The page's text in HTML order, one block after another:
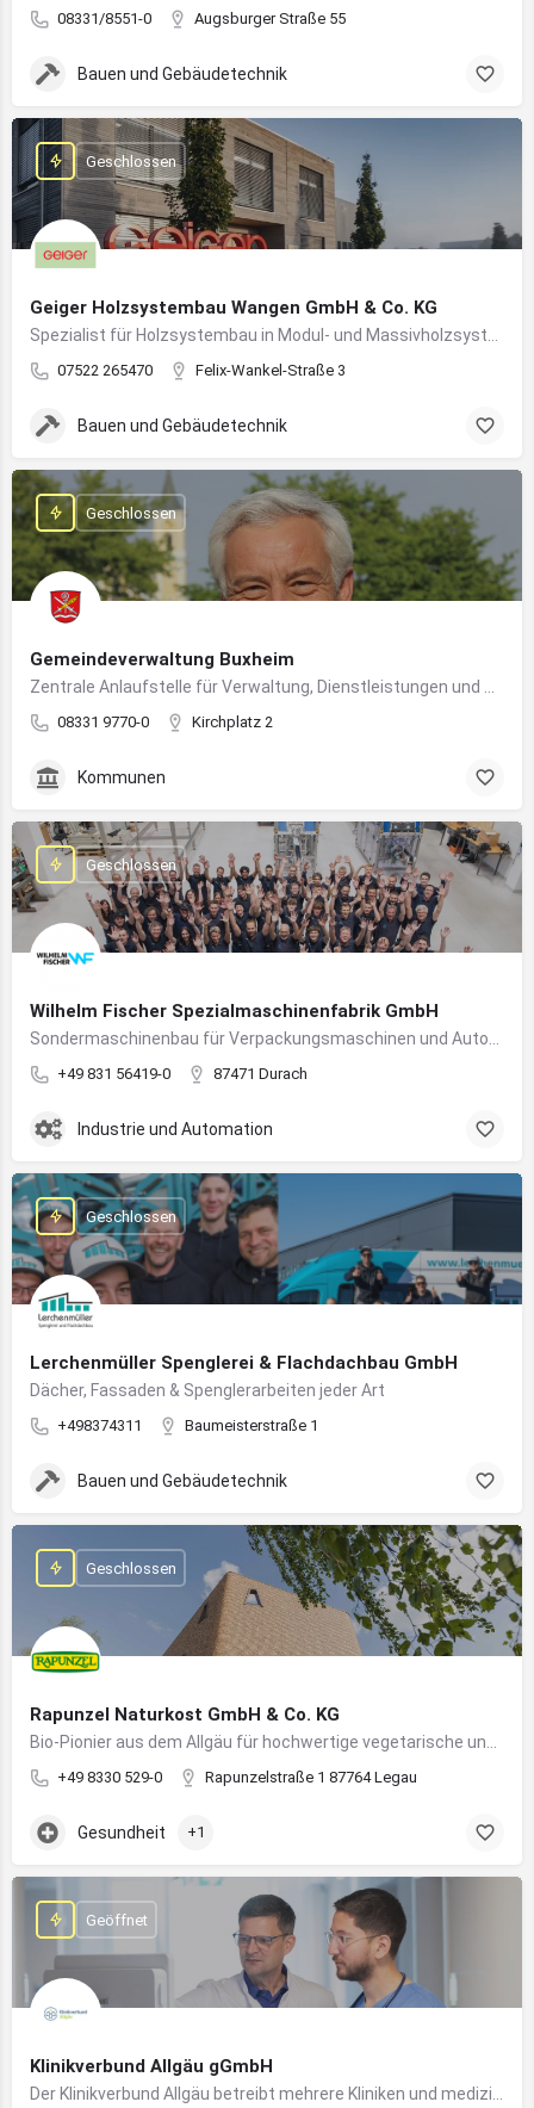
08331/8551-0 Augsburger Straße 55
Bauen und Gebäudetechnik
Geiger Holzsystembau Wangen GmbH & Co. KG
07522 265470 Felix-Wankel-Straße 3
Geschlossen
Bauen und Gebäudetechnik
Gemeindeverwaltung Buxheim
08331 9770-0 Kirchplatz 2
Geschlossen
Kommunen
Wilhelm Fischer Spezialmaschinenfabrik GmbH
+49 831 56419-0 87471 Durach
Geschlossen
Industrie und Automation
Lerchenmüller Spenglerei & Flachdachbau GmbH
Dächer, Fassaden & Spenglerarbeiten jeder Art
+498374311 Baumeisterstraße 1
Geschlossen
Bauen und Gebäudetechnik
Rapunzel Naturkost GmbH & Co. KG
+49 8330 529-0 Rapunzelstraße 1 87764 Legau
Geschlossen
Gesundheit +1
Klinikverbund Allgäu gGmbH
Geöffnet